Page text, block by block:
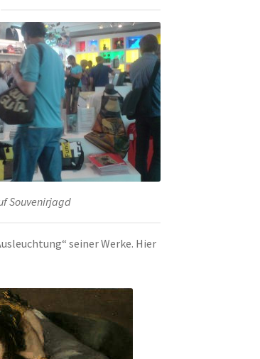
Souvenirjagd
seiner Werke. Hier